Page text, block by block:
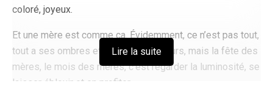
coloré, joyeux.
Et une mère est comme ça. Évidemment, ce n’est pas tout,
tout a ses ombres et ses clairs-obscurs, mais la fête des
mères, le mois des mères, c’est regarder la luminosité, se
laisser éblouir et en profiter.
Lire la suite